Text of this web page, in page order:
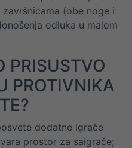
(obe noge i
odluka u malom
PRISUSTVO
PROTIVNIKA
dodatne igrače
prostor za saigrače;